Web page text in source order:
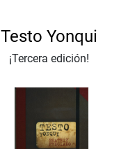
Testo Yonqui
¡Tercera edición!